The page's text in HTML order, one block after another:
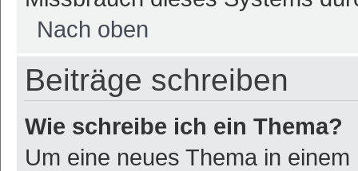
Nach oben
Beiträge schreiben
Wie schreibe ich ein Thema?
Um eine neues Thema in